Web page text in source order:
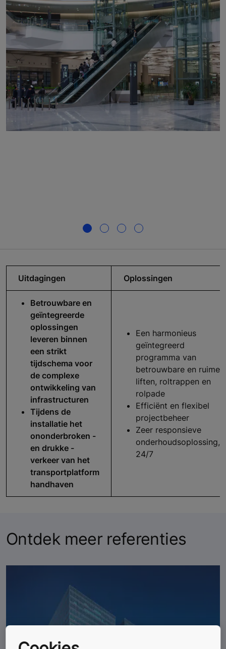
Uitdagingen Oplossingen
Betrouwbare en
geïntegreerde
oplossingen
leveren binnen
een strikt
tijdschema voor
de complexe
ontwikkeling van
infrastructuren
Tijdens de
installatie het
ononderbroken -
en drukke -
verkeer van het
transportplatform
handhaven
Een harmonieus
geïntegreerd
programma van
betrouwbare en ruime
liften, roltrappen en
rolpade
Efficiënt en flexibel
projectbeheer
Zeer responsieve
onderhoudsoplossing,
24/7
Ontdek meer referenties